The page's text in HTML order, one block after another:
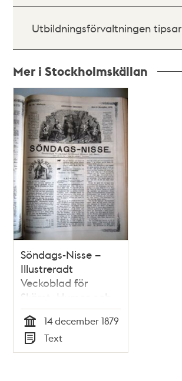
Utbildningsförvaltningen tipsar
Mer i Stockholmskällan
Relaterade
poster
och
teman
Söndags-Nisse –
Illustreradt
Veckoblad för
Skämt, Humor och
Satir nr 50, den 14
december 1879
Tid
14 december 1879
Typ
Text